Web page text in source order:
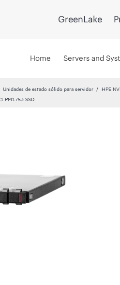
GreenLake
Home Servers and
Unidades de estado sólido para servidor
HPE
PM1753 SSD